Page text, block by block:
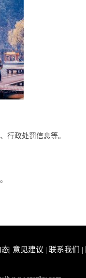
行政处罚信息等。
态| 意见建议 | 联系我们 |